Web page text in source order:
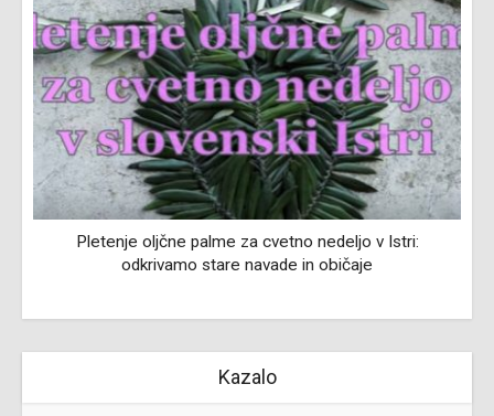
Pletenje oljčne palme za cvetno nedeljo v Istri:
odkrivamo stare navade in običaje
Kazalo